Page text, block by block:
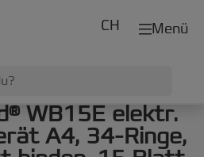
Menü
CH
WB15E elektr.
A4, 34-Ringe,